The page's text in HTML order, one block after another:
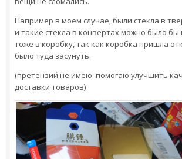
Например в моем случае, были стекла в
и такие стекла в конвертах можно было бы
тоже в коробку, так как коробка пришла
было туда засунуть.
(претензий не имею. помогаю улучшить
доставки товаров)